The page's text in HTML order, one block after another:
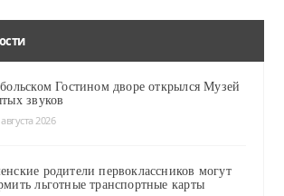
Гостином дворе открылся Музей
звуков
2026
родители первоклассников могут
льготные транспортные карты